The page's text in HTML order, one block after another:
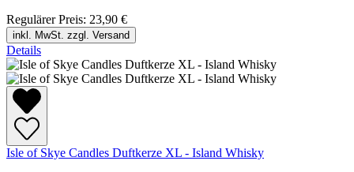
Regulärer Preis: 23,90 €
inkl. MwSt. zzgl. Versand
Details
Isle of Skye Candles Duftkerze XL - Island Whisky